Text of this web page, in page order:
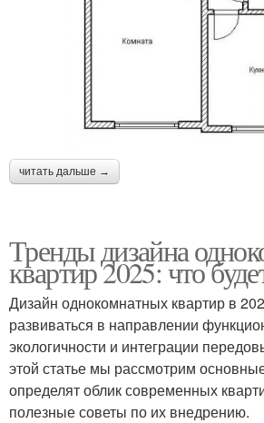
читать дальше →
Тренды дизайна
квартир 2025: что
Дизайн однокомнатных квартир в
развиваться в направлении
экологичности и интеграции
этой статье мы рассмотрим
определят облик современных
полезные советы по их внедрению.